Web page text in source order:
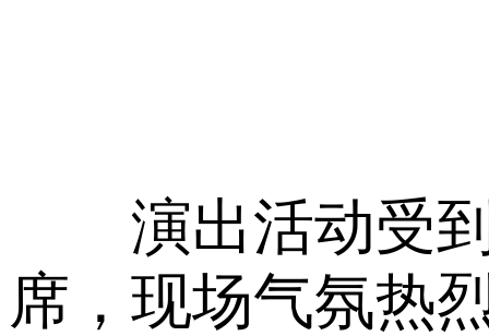
演出活动受到
席，现场气氛热